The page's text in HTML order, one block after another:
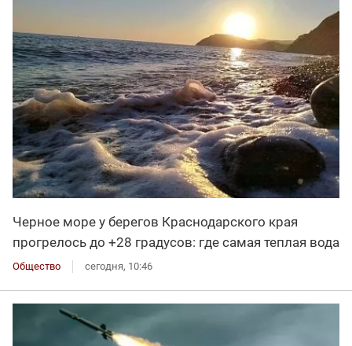
Черное море у берегов Краснодарского края
прогрелось до +28 градусов: где самая теплая вода
Общество сегодня, 10:46